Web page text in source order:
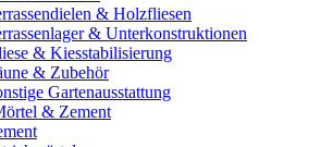
& Holzfliesen
& Unterkonstruktionen
& Kiesstabilisierung
& Zubehör
Gartenausstattung
& Zement